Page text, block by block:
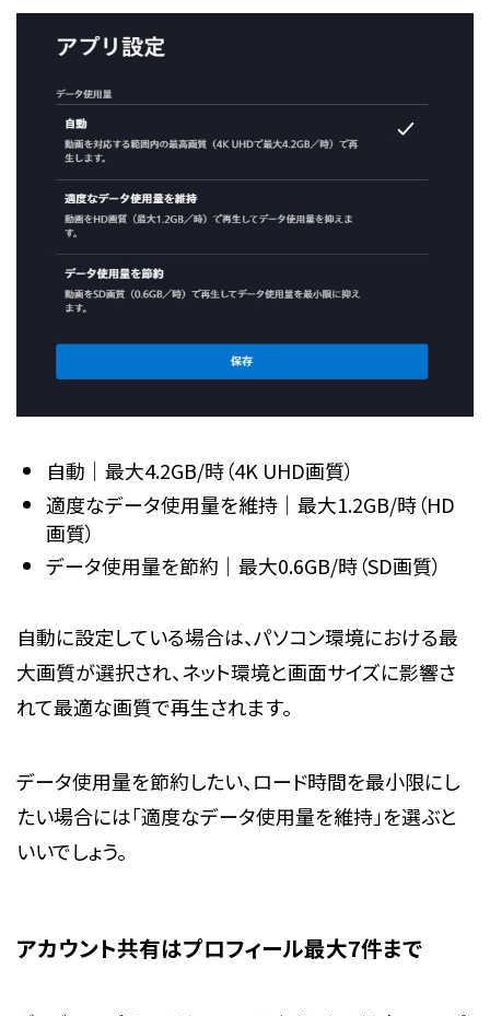
自動｜最大4.2GB/時（4K UHD画質）
適度なデータ使用量を維持｜最大1.2GB/時（HD
画質）
データ使用量を節約｜最大0.6GB/時（SD画質）
自動に設定している場合は、パソコン環境における最
大画質が選択され、ネット環境と画面サイズに影響さ
れて最適な画質で再生されます。
データ使用量を節約したい、ロード時間を最小限にし
たい場合には「適度なデータ使用量を維持」を選ぶと
いいでしょう。
アカウント共有はプロフィール最大7件まで